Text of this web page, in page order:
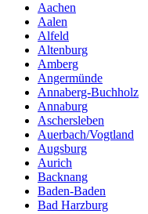
Aachen
Aalen
Alfeld
Altenburg
Amberg
Angermünde
Annaberg-Buchholz
Annaburg
Aschersleben
Auerbach/Vogtland
Augsburg
Aurich
Backnang
Baden-Baden
Bad Harzburg